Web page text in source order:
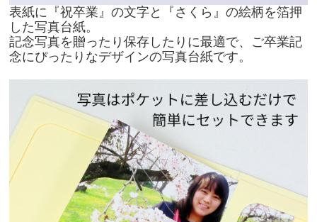
表紙に『祝卒業』の文字と『さくら』の絵柄を箔押
した写真台紙。
記念写真を贈ったり保存したりに最適で、ご卒業記
念にぴったりなデザインの写真台紙です。